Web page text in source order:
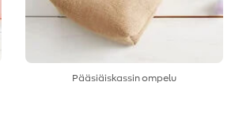
Pääsiäiskassin ompelu